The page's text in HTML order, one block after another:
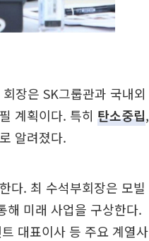
장은 SK그룹관과 국내외
계획이다. 특히 탄소중립,
알려졌다.
다. 최 수석부회장은 모빌
해 미래 사업을 구상한다.
대표이사 등 주요 계열사